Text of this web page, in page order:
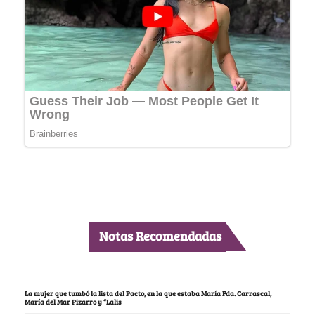
Notas Recomendadas
La mujer que tumbó la lista del Pacto, en la que estaba María Fda. Carrascal,
María del Mar Pizarro y “Lalis